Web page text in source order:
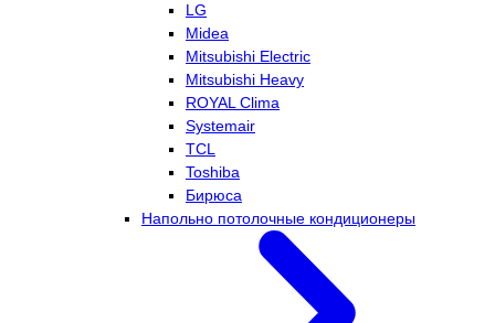
LG
Midea
Mitsubishi Electric
Mitsubishi Heavy
ROYAL Clima
Systemair
TCL
Toshiba
Бирюса
Напольно потолочные кондиционеры